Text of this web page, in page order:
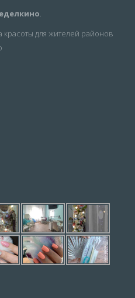
.
для жителей районов